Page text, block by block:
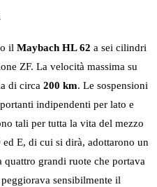
il Maybach HL 62 a sei cilindri
ZF. La velocità massima su
di circa 200 km. Le sospensioni
indipendenti per lato e
tali per tutta la vita del mezzo
E, di cui si dirà, adottarono un
grandi ruote che portava
sensibilmente il